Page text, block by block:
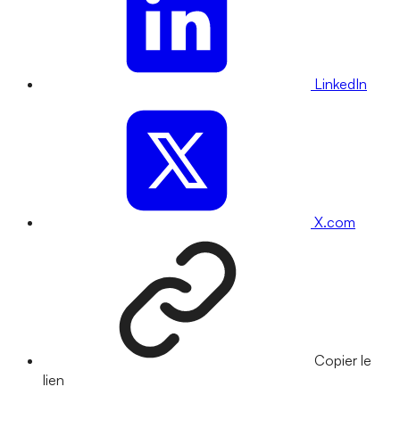
LinkedIn
X.com
Copier le
lien